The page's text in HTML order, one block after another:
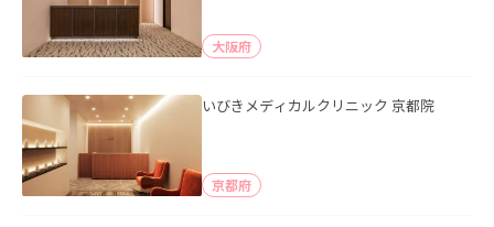
大阪府
いびきメディカルクリニック 京都院
京都府